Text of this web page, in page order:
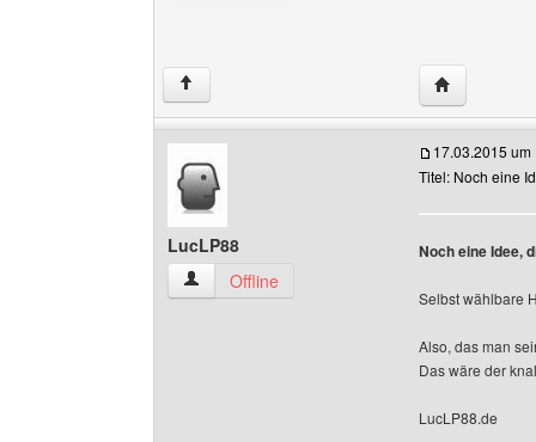
↑ Website
LucLP88
LucLP88 Benutzer-Profile anzeigen
Offline
17.03.2015 um
Titel: Noch eine
Noch eine Idee,
Selbst wählbare
Also, das man
Das wäre der
LucLP88.de